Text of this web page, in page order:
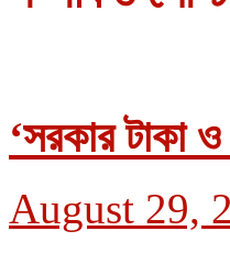
‘সরকার টাকা
August 29,